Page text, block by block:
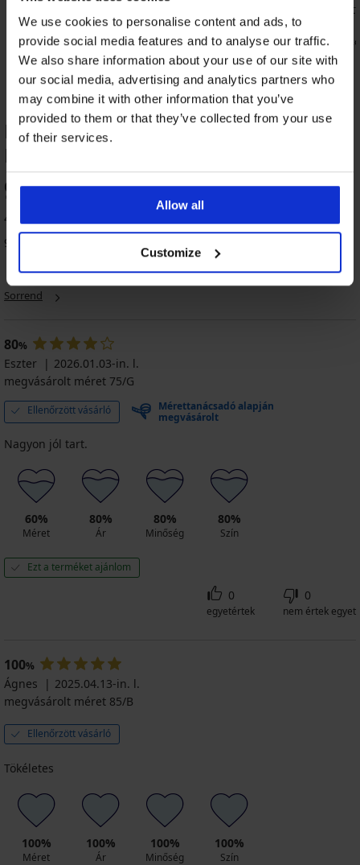
We use cookies to personalise content and ads, to
provide social media features and to analyse our traffic.
We also share information about your use of our site with
our social media, advertising and analytics partners who
may combine it with other information that you’ve
provided to them or that they’ve collected from your use
of their services.
Allow all
Customize
39 090 Ft
Lara
21 790 Ft
17 440 Ft
5
Sanremo
Big
body
22 690
4,9
BESTSELLER
Elsie
16 390
Ft
5
Lora
alakformáló
body
4,9
Stella
karcsúsító
body,
Ft
5
Phoebe
alakformáló
body,
18 190
Ft
Livia luxus alakformáló body TERMÉK
ÉRTÉKELÉSE
94
44 vásárló értékelte a terméket
97% vásárló ajánlja a terméket
Sorrend
80%
Eszter
2026.01.03-in. l.
megvásárolt méret 75/G
Ellenőrzött vásárló
Mérettanácsadó alapján
megvásárolt
Nagyon jól tart.
60%
Méret
80%
Ár
80%
Minőség
80%
Szín
Ezt a terméket ajánlom
0
egyetértek
0
nem értek egyet
100%
Ágnes
2025.04.13-in. l.
megvásárolt méret 85/B
Ellenőrzött vásárló
Tökéletes
100%
Méret
100%
Ár
100%
Minőség
100%
Szín